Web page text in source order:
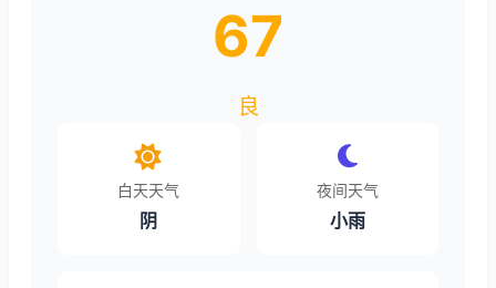
67
良
白天天气
阴
夜间天气
小雨